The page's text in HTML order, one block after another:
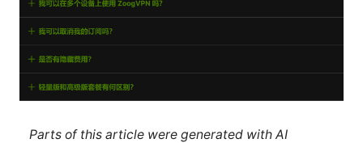
Parts of this article were generated with AI